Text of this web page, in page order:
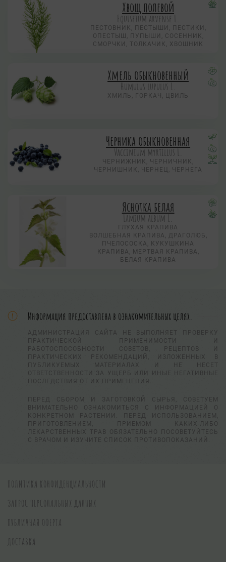
Хвощ полевой
Equisetum arvense L.
ПЕСТОВНИК, ПЕСТЫШИ, ПЕСТИКИ,
ОПЕСТЫШ, ПУПЫШИ, СОСЕННИК,
СМОРЧКИ, ТОЛКАЧИК, ХВОШНИК
Хмель обыкновенный
Humulus lupulus L.
ХМИЛЬ, ГОРКАЧ, ЦВИЛЬ
Черника обыкновенная
Vaccinium myrtillus L.
ЧЕРНИЖНИК, ЧЕРНИЧНИК,
ЧЕРНИШНИК, ЧЕРНЕЦ, ЧЕРНЕГА
Яснотка белая
Lamium album L.
ГЛУХАЯ КРАПИВА
ВОЛШЕБНАЯ КРАПИВА, ДРАГОЛЮБ,
ПЧЕЛОСОСКА, КУКУШКИНА
КРАПИВА, МЕРТВАЯ КРАПИВА,
БЕЛАЯ КРАПИВА
Информация предоставлена в ознакомительных целях.
АДМИНИСТРАЦИЯ САЙТА НЕ ВЫПОЛНЯЕТ ПРОВЕРКУ
ПРАКТИЧЕСКОЙ ПРИМЕНИМОСТИ И
РАБОТОСПОСОБНОСТИ СОВЕТОВ, РЕЦЕПТОВ И
ПРАКТИЧЕСКИХ РЕКОМЕНДАЦИЙ, ИЗЛОЖЕННЫХ В
ПУБЛИКУЕМЫХ МАТЕРИАЛАХ И НЕ НЕСЕТ
ОТВЕТСТВЕННОСТИ ЗА УЩЕРБ ИЛИ ИНЫЕ НЕГАТИВНЫЕ
ПОСЛЕДСТВИЯ ОТ ИХ ПРИМЕНЕНИЯ.
ПЕРЕД СБОРОМ И ЗАГОТОВКОЙ СЫРЬЯ, СОВЕТУЕМ
ВНИМАТЕЛЬНО ОЗНАКОМИТЬСЯ С ИНФОРМАЦИЕЙ О
КОНКРЕТНОМ РАСТЕНИИ. ПЕРЕД ИСПОЛЬЗОВАНИЕМ,
ПРИГОТОВЛЕНИЕМ, ПРИЕМОМ КАКИХ-ЛИБО
ЛЕКАРСТВЕННЫХ ТРАВ ОБЯЗАТЕЛЬНО ПОСОВЕТУЙТЕСЬ
С ВРАЧОМ И ИЗУЧИТЕ СПИСОК ПРОТИВОПОКАЗАНИЙ.
ПОЛИТИКА КОНФИДЕНЦИАЛЬНОСТИ
ЗАПРОС ПЕРСОНАЛЬНЫХ ДАННЫХ
ПУБЛИЧНАЯ ОФЕРТА
ДОСТАВКА